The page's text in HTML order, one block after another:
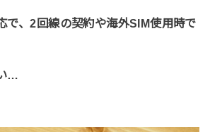
で、2回線の契約や海外SIM使用時で
…